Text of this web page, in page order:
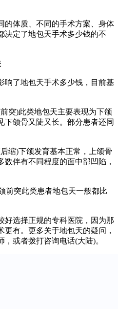
体质、不同的手术方案、身体
决定了地包天手术多少钱的不
了地包天手术多少钱，目前基
)此类地包天主要表现为下颌
下颌骨又陡又长。部分患者还同
)下颌发育基本正常，上颌骨
伴有不同程度的面中部凹陷，
突此类患者地包天一般都比
好选择正规的专科医院，因为那
有。 更多关于地包天的疑问，
，或者拨打咨询电话(大陆)。